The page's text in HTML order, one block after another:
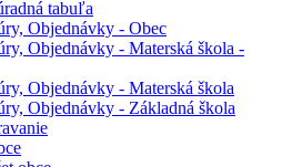
tabuľa
Objednávky - Obec
Objednávky - Materská škola -
Objednávky - Materská škola
Objednávky - Základná škola